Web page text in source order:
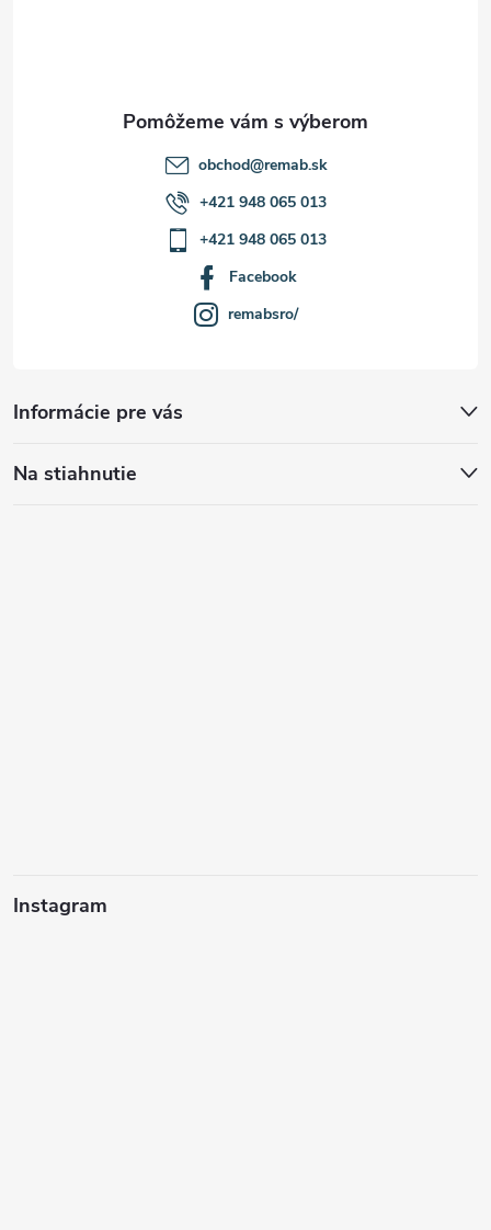
Informácie pre vás
Na stiahnutie
Instagram
obchod@remab.sk
+421 948 065 013
+421 948 065 013
Facebook
remabsro/